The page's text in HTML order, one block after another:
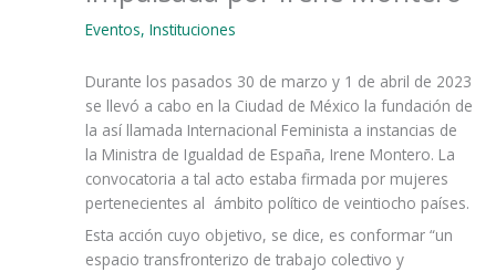
Eventos,Instituciones
Durante los pasados 30 de marzo y 1 de abril de 2023
se llevó a cabo en la Ciudad de México la fundación de
la así llamada Internacional Feminista a instancias de
la Ministra de Igualdad de España, Irene Montero. La
convocatoria a tal acto estaba firmada por mujeres
pertenecientes al ámbito político de veintiocho países.
Esta acción cuyo objetivo, se dice, es conformar “un
espacio transfronterizo de trabajo colectivo y